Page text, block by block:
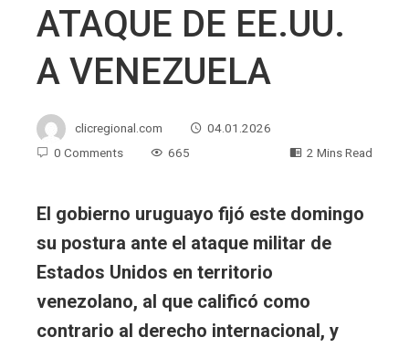
ATAQUE DE EE.UU.
A VENEZUELA
clicregional.com
04.01.2026
0 Comments
665 2 Mins Read
El gobierno uruguayo fijó este domingo
su postura ante el ataque militar de
Estados Unidos en territorio
venezolano, al que calificó como
contrario al derecho internacional, y